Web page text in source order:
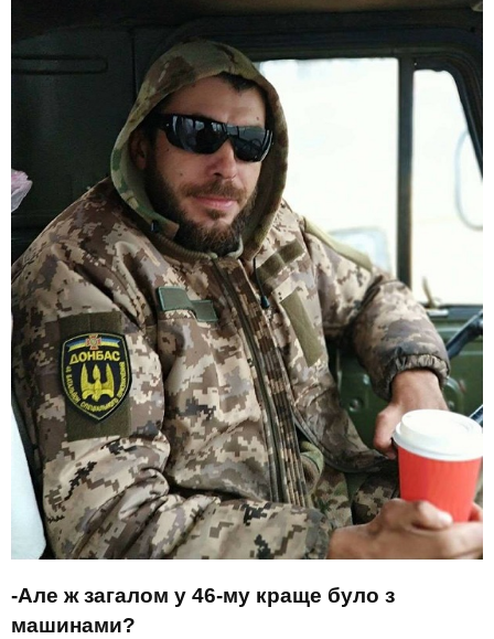
-Але ж загалом у 46-му краще було з
машинами?